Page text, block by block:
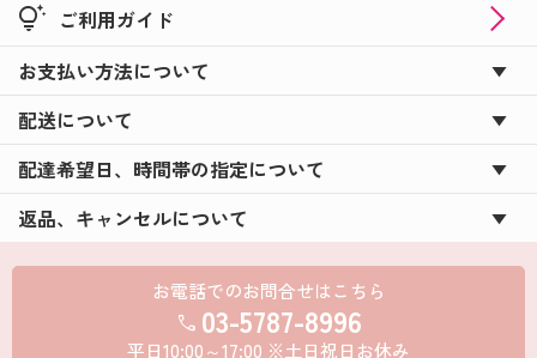
tips_and_updates ご利用ガイド
お支払い方法について
配送について
配達希望日、時間帯の指定について
返品、キャンセルについて
お電話でのお問合せはこちら
call 03-5787-8996
平日10:00～17:00 ※土日祝日お休み